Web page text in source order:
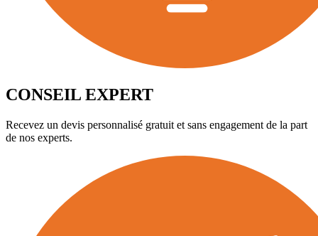
CONSEIL EXPERT
Recevez un devis personnalisé gratuit et sans engagement de la part
de nos experts.